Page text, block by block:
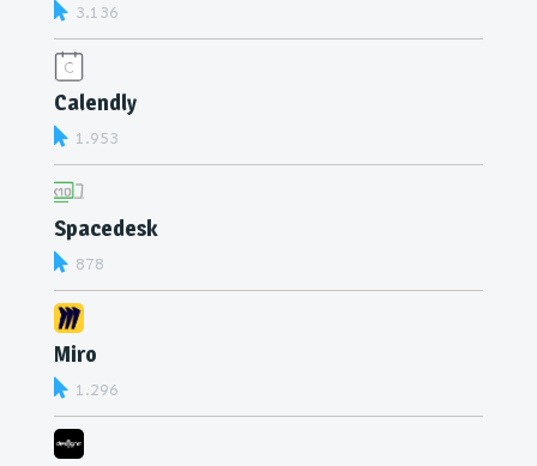
3.136
Calendly
1.953
Spacedesk
878
Miro
1.296